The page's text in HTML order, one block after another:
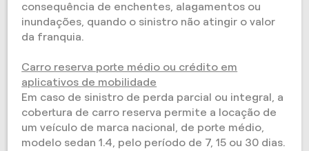
consequência de enchentes, alagamentos ou
inundações, quando o sinistro não atingir o valor
da franquia.
Carro reserva porte médio ou crédito em
aplicativos de mobilidade
Em caso de sinistro de perda parcial ou integral, a
cobertura de carro reserva permite a locação de
um veículo de marca nacional, de porte médio,
modelo sedan 1.4, pelo período de 7, 15 ou 30 dias.